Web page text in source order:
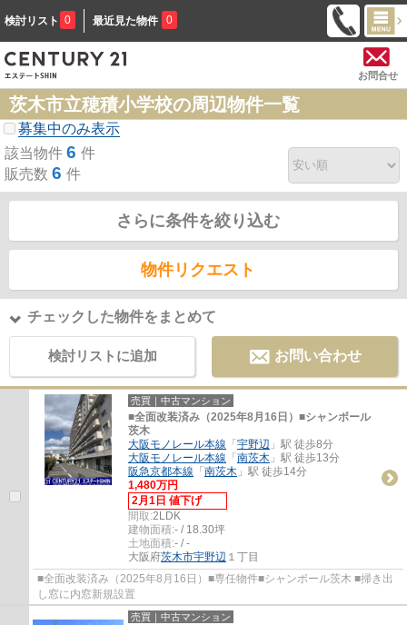
検討リスト 0 最近見た物件 0
お問合せ
茨木市立穂積小学校の周辺物件一覧
募集中のみ表示
該当物件 6 件
販売数 6 件
さらに条件を絞り込む
物件リクエスト
チェックした物件をまとめて
検討リストに追加 お問い合わせ
売買｜中古マンション
■全面改装済み（2025年8月16日）■シャンボール
茨木
大阪モノレール本線 「 宇野辺 」駅 徒歩8分
大阪モノレール本線 「 南茨木 」駅 徒歩13分
阪急京都本線 「 南茨木 」駅 徒歩14分
1,480万円
2月1日 値下げ
間取:2LDK
建物面積:- / 18.30坪
土地面積:- / -
大阪府茨木市宇野辺 １丁目
■全面改装済み（2025年8月16日）■専任物件■シャンボール茨木 ■掃き出
し窓に内窓新規設置
売買｜中古マンション